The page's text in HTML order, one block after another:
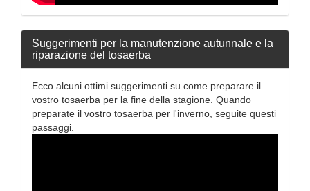
Suggerimenti per la manutenzione autunnale e la
riparazione del tosaerba
Ecco alcuni ottimi suggerimenti su come preparare il
vostro tosaerba per la fine della stagione. Quando
preparate il vostro tosaerba per l'inverno, seguite questi
passaggi.